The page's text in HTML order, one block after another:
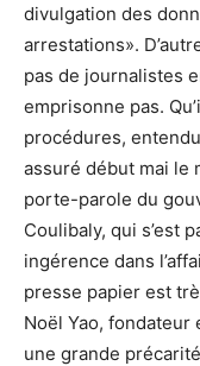
divulgation des
arrestations».
pas de journalistes
emprisonne pas.
procédures,
assuré début mai le
porte-parole du
Coulibaly, qui s’est
ingérence dans
presse papier est
Noël Yao, fondateur
une grande